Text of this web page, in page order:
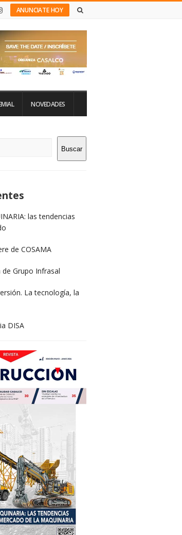
ANUNCIATE HOY
NOVEDADES
Buscar
las tendencias
de COSAMA
Grupo Infrasal
La tecnología, la
DISA